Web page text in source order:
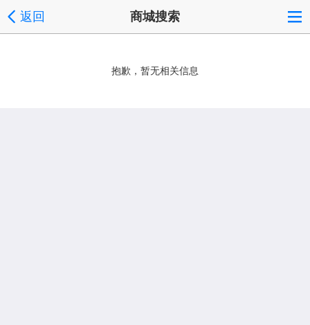
返回 商城搜索
抱歉，暂无相关信息